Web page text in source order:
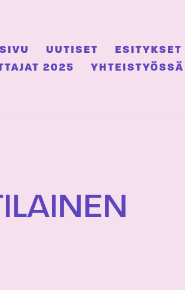
UUTISET ESITYKSET
2025
YHTEISTYÖSSÄ